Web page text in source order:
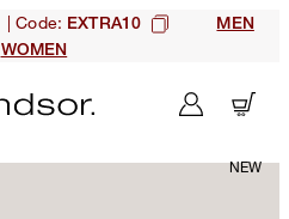
| Code: EXTRA10
MEN
WOMEN